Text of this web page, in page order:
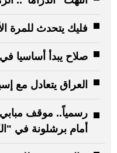
فليك يتحدث للمرة
صلاح يبدأ أساسيا في
العراق يتعادل مع
رسمياً.. موقف
أمام برشلونة في